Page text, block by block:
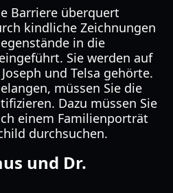
Barriere überquert
kindliche Zeichnungen
in die
Sie werden auf
und Telsa gehörte.
müssen Sie die
Dazu müssen Sie
einem Familienporträt
durchsuchen.
und Dr.